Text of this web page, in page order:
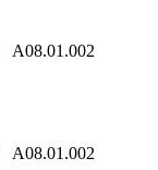
A08.01.002
A08.01.002